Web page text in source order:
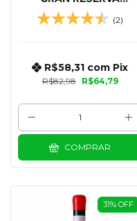
CABERNET SAUVIGNON
750 ML
(2)
R$82,98 R$64,79
R$58,31 com Pix
COMPRAR
31% OFF